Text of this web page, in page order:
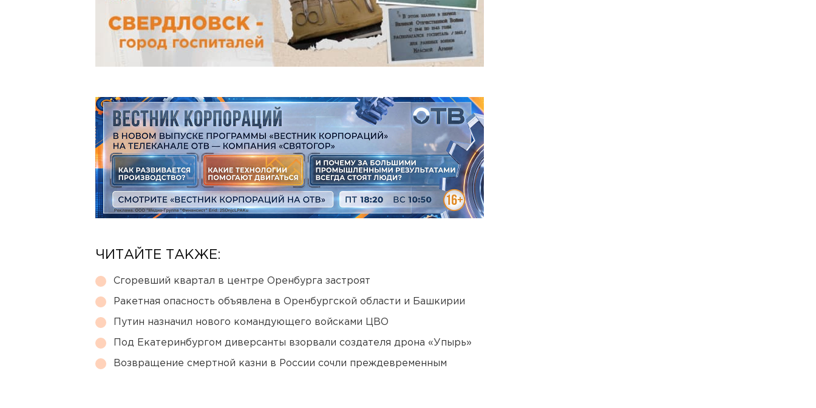
ЧИТАЙТЕ ТАКЖЕ:
Сгоревший квартал в центре Оренбурга застроят
Ракетная опасность объявлена в Оренбургской области и Башкирии
Путин назначил нового командующего войсками ЦВО
Под Екатеринбургом диверсанты взорвали создателя дрона «Упырь»
Возвращение смертной казни в России сочли преждевременным